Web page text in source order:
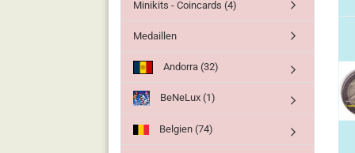
Minikits - Coincards (4)
Medaillen
Andorra (32)
BeNeLux (1)
Belgien (74)